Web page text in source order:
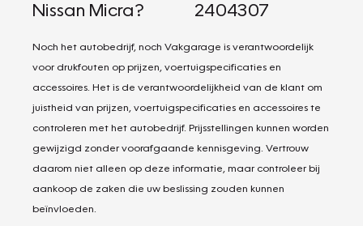
Nissan Micra?
2404307
Noch het autobedrijf, noch Vakgarage is verantwoordelijk
voor drukfouten op prijzen, voertuigspecificaties en
accessoires. Het is de verantwoordelijkheid van de klant om
juistheid van prijzen, voertuigspecificaties en accessoires te
controleren met het autobedrijf. Prijsstellingen kunnen worden
gewijzigd zonder voorafgaande kennisgeving. Vertrouw
daarom niet alleen op deze informatie, maar controleer bij
aankoop de zaken die uw beslissing zouden kunnen
beïnvloeden.